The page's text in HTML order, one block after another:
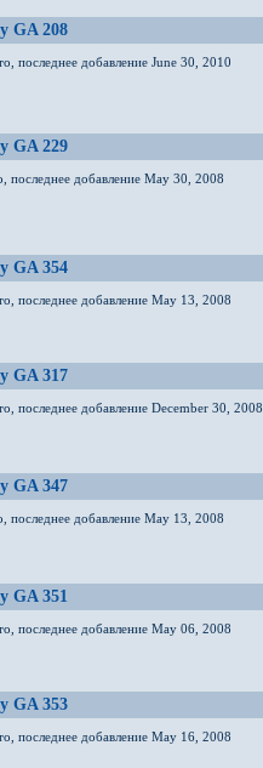
GA 208
последнее добавление June 30, 2010
GA 229
последнее добавление May 30, 2008
GA 354
последнее добавление May 13, 2008
GA 317
последнее добавление December 30, 2008
GA 347
последнее добавление May 13, 2008
GA 351
последнее добавление May 06, 2008
GA 353
последнее добавление May 16, 2008